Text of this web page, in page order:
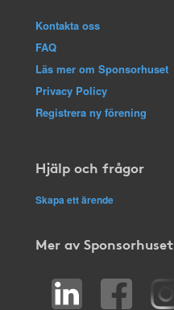
Kontakta oss
FAQ
Läs mer om Sponsorhuset
Privacy Policy
Registrera ny förening
Hjälp och frågor
Skapa ett ärende
Mer av Sponsorhuset